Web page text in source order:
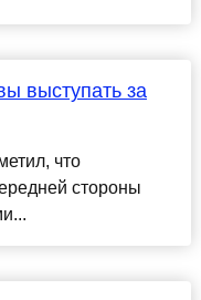
выступать за
что
стороны